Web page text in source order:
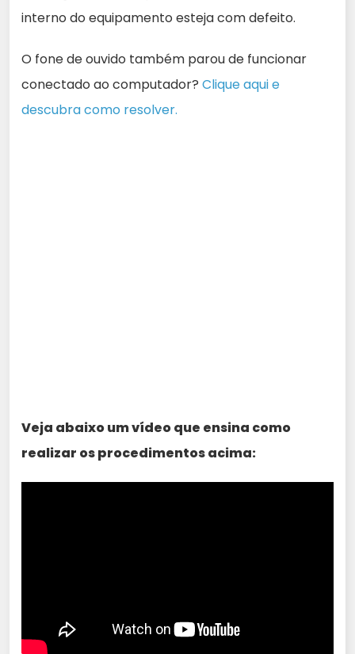
interno do equipamento esteja com defeito.
O fone de ouvido também parou de funcionar
conectado ao computador? Clique aqui e
descubra como resolver.
Veja abaixo um vídeo que ensina como
realizar os procedimentos acima: